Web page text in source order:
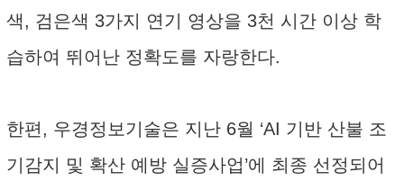
색, 검은색 3가지 연기 영상을 3천 시간 이상 학
습하여 뛰어난 정확도를 자랑한다.
한편, 우경정보기술은 지난 6월 ‘AI 기반 산불 조
기감지 및 확산 예방 실증사업’에 최종 선정되어